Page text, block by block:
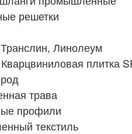
решетки
Линолеум
плитка
трава
профили
текстиль